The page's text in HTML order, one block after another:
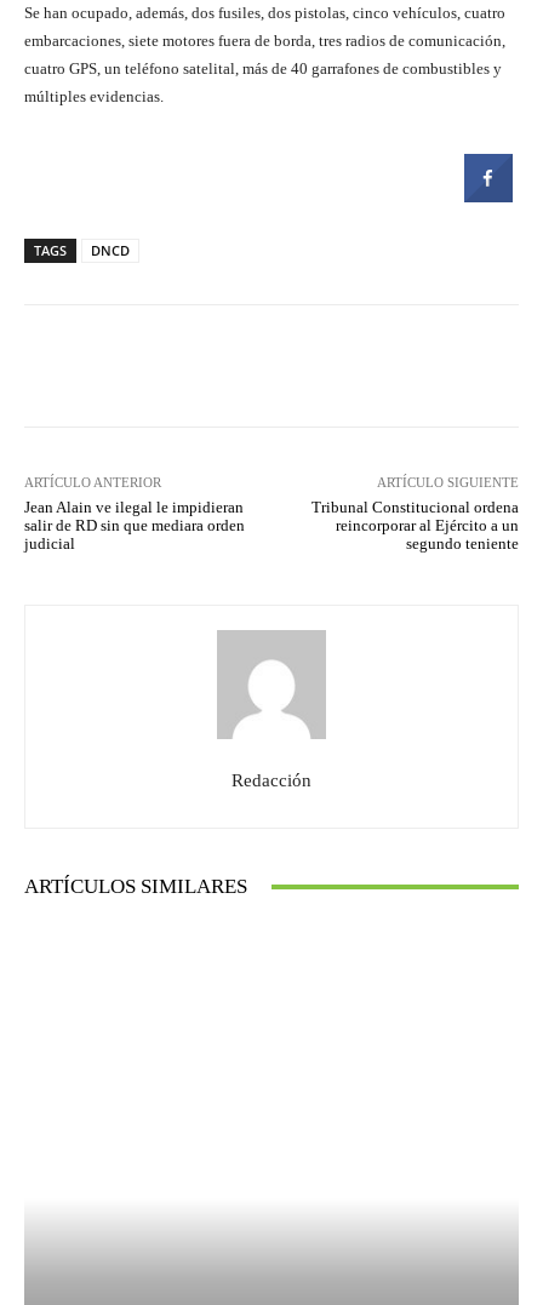
Se han ocupado, además, dos fusiles, dos pistolas, cinco vehículos, cuatro
embarcaciones, siete motores fuera de borda, tres radios de comunicación,
cuatro GPS, un teléfono satelital, más de 40 garrafones de combustibles y
múltiples evidencias.
TAGS DNCD
ARTÍCULO ANTERIOR
Jean Alain ve ilegal le impidieran
salir de RD sin que mediara orden
judicial
ARTÍCULO SIGUIENTE
Tribunal Constitucional ordena
reincorporar al Ejército a un
segundo teniente
Redacción
ARTÍCULOS SIMILARES